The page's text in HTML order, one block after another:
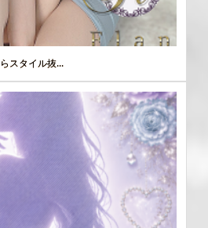
スタイル抜...